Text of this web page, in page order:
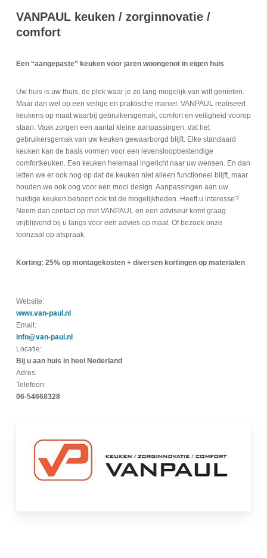
VANPAUL keuken / zorginnovatie /
comfort
Een “aangepaste” keuken voor jaren woongenot in eigen huis
Uw huis is uw thuis, de plek waar je zo lang mogelijk van wilt genieten.
Maar dan wel op een veilige en praktische manier. VANPAUL realiseert
keukens op maat waarbij gebruikersgemak, comfort en veiligheid voorop
staan. Vaak zorgen een aantal kleine aanpassingen, dat het
gebruikersgemak van uw keuken gewaarborgd blijft. Elke standaard
keuken kan de basis vormen voor een levensloopbestendige
comfortkeuken. Een keuken helemaal ingericht naar uw wensen. En dan
letten we er ook nog op dat de keuken niet alleen functioneel blijft, maar
houden we ook oog voor een mooi design. Aanpassingen aan uw
huidige keuken behoort ook tot de mogelijkheden. Heeft u interesse?
Neem dan contact op met VANPAUL en een adviseur komt graag
vrijblijvend bij u langs voor een advies op maat. Of bezoek onze
toonzaal op afspraak.
Korting: 25% op montagekosten + diversen kortingen op materialen
Website:
www.van-paul.nl
Email:
info@van-paul.nl
Locatie:
Bij u aan huis in heel Nederland
Adres:
Telefoon:
06-54668328